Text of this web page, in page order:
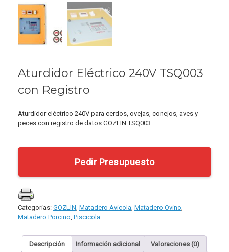
Aturdidor Eléctrico 240V TSQ003
con Registro
Aturdidor eléctrico 240V para cerdos, ovejas, conejos, aves y
peces con registro de datos GOZLIN TSQ003
Pedir Presupuesto
Categorías: GOZLIN, Matadero Avicola, Matadero Ovino,
Matadero Porcino, Piscicola
Descripción Información adicional Valoraciones (0)